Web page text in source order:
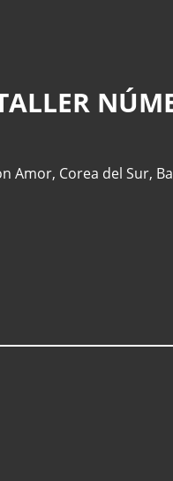
Amor, Corea del Sur,
Actualidad
Europa